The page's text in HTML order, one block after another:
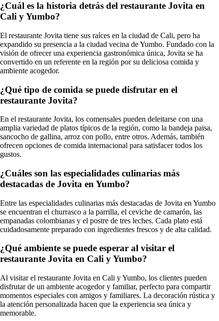
¿Cuál es la historia detrás del restaurante Jovita en
Cali y Yumbo?
El restaurante Jovita tiene sus raíces en la ciudad de Cali, pero ha
expandido su presencia a la ciudad vecina de Yumbo. Fundado con la
visión de ofrecer una experiencia gastronómica única, Jovita se ha
convertido en un referente en la región por su deliciosa comida y
ambiente acogedor.
¿Qué tipo de comida se puede disfrutar en el
restaurante Jovita?
En el restaurante Jovita, los comensales pueden deleitarse con una
amplia variedad de platos típicos de la región, como la bandeja paisa,
sancocho de gallina, arroz con pollo, entre otros. Además, también
ofrecen opciones de comida internacional para satisfacer todos los
gustos.
¿Cuáles son las especialidades culinarias más
destacadas de Jovita en Yumbo?
Entre las especialidades culinarias más destacadas de Jovita en Yumbo
se encuentran el churrasco a la parrilla, el ceviche de camarón, las
empanadas colombianas y el postre de tres leches. Cada plato está
cuidadosamente preparado con ingredientes frescos y de alta calidad.
¿Qué ambiente se puede esperar al visitar el
restaurante Jovita en Cali y Yumbo?
Al visitar el restaurante Jovita en Cali y Yumbo, los clientes pueden
disfrutar de un ambiente acogedor y familiar, perfecto para compartir
momentos especiales con amigos y familiares. La decoración rústica y
la atención personalizada hacen que la experiencia sea única y
memorable.